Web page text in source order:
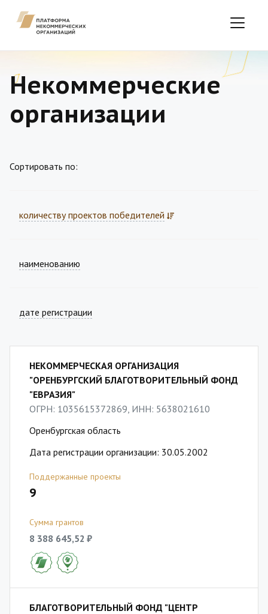
Некоммерческие
организации
Сортировать по:
количеству проектов победителей
наименованию
дате регистрации
НЕКОММЕРЧЕСКАЯ ОРГАНИЗАЦИЯ
"ОРЕНБУРГСКИЙ БЛАГОТВОРИТЕЛЬНЫЙ ФОНД
"ЕВРАЗИЯ"
ОГРН: 1035615372869, ИНН: 5638021610
Оренбургская область
Дата регистрации организации: 30.05.2002
Поддержанные проекты
9
Сумма грантов
8 388 645,52 ₽
БЛАГОТВОРИТЕЛЬНЫЙ ФОНД "ЦЕНТР